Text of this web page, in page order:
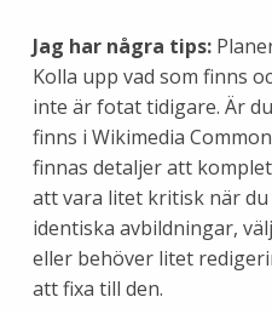
Jag har några tips:
Kolla upp vad som finns
inte är fotat tidigare. Är
finns i Wikimedia
finnas detaljer att
att vara litet kritisk när
identiska avbildningar,
eller behöver litet
att fixa till den.